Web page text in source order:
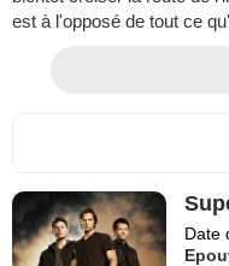
est à l'opposé de tout ce
Date